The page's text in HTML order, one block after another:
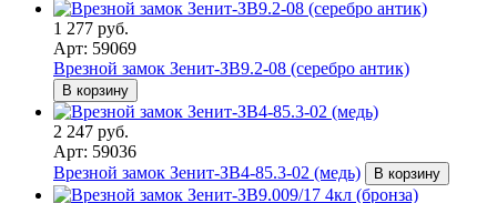
1 277 руб.
Арт: 59069
Врезной замок Зенит-ЗВ9.2-08 (серебро антик)
В корзину
2 247 руб.
Арт: 59036
Врезной замок Зенит-ЗВ4-85.3-02 (медь)
В корзину